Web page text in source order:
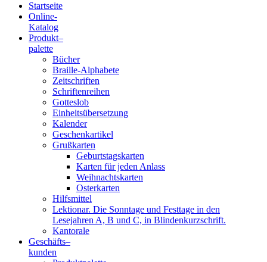
Blindenschrift-
Verlag
Druckerei
gGmbH
Startseite
Online-
Katalog
Produkt–
palette
Bücher
Braille-Alphabete
Zeitschriften
Schriftenreihen
Gotteslob
Einheitsübersetzung
Kalender
Geschenkartikel
Grußkarten
Geburtstagskarten
Karten für jeden Anlass
Weihnachtskarten
Osterkarten
Hilfsmittel
Lektionar. Die Sonntage und Festtage in den
Lesejahren A, B und C, in Blindenkurzschrift.
Kantorale
Geschäfts­–
kunden